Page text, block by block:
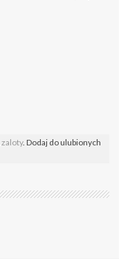
zaloty. Dodaj do ulubionych